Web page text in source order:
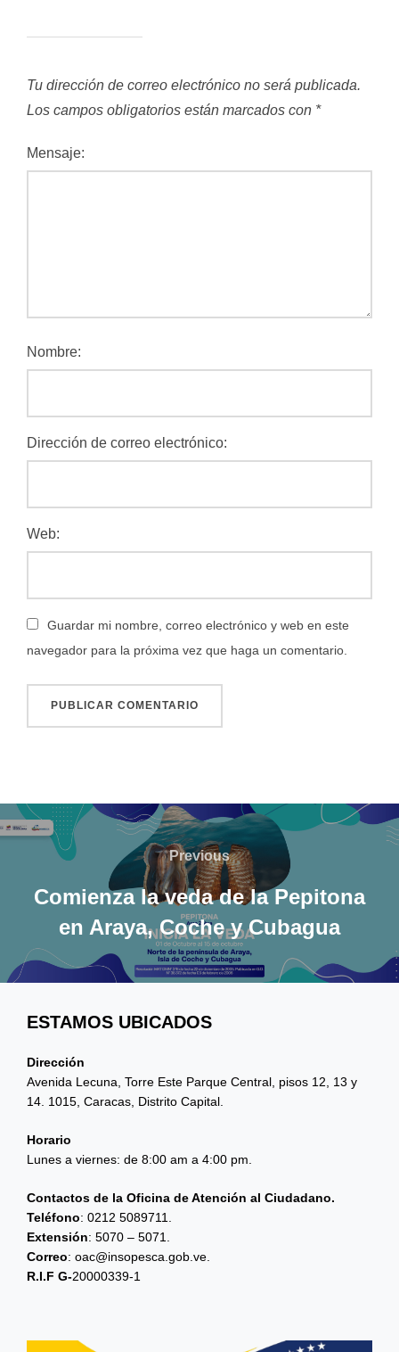
Tu dirección de correo electrónico no será publicada.
Los campos obligatorios están marcados con *
Mensaje:
Nombre:
Dirección de correo electrónico:
Web:
Guardar mi nombre, correo electrónico y web en este
navegador para la próxima vez que haga un comentario.
Navegación
entradas
Previous
Previous
Comienza la veda de la Pepitona
en Araya, Coche y Cubagua
ESTAMOS UBICADOS
Dirección
Avenida Lecuna, Torre Este Parque Central, pisos 12, 13 y
14. 1015, Caracas, Distrito Capital.
Horario
Lunes a viernes: de 8:00 am a 4:00 pm.
Contactos de la Oficina de Atención al Ciudadano.
Teléfono: 0212 5089711.
Extensión: 5070 – 5071.
Correo: oac@insopesca.gob.ve.
R.I.F G-20000339-1